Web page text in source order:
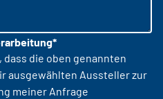
die oben genannten
ausgewählten Aussteller zur
meiner Anfrage